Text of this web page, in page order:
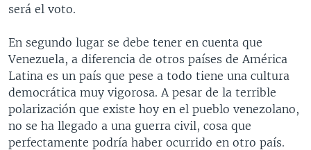
será el voto.
En segundo lugar se debe tener en cuenta que
Venezuela, a diferencia de otros países de América
Latina es un país que pese a todo tiene una cultura
democrática muy vigorosa. A pesar de la terrible
polarización que existe hoy en el pueblo venezolano,
no se ha llegado a una guerra civil, cosa que
perfectamente podría haber ocurrido en otro país.